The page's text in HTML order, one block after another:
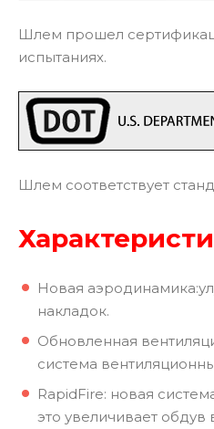
Шлем прошел
испытаниях.
Шлем соответствует
Новая
накладок.
Обновленная
система
RapidFire: новая
это увеличивает